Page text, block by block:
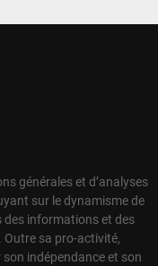
générales et d’analyses
sur le dynamisme de
des informations et des
Outre sa pro-activité,
indépendance et son